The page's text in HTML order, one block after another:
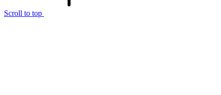
Scroll to top